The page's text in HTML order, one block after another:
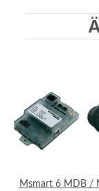
Msmart 6 MDB /